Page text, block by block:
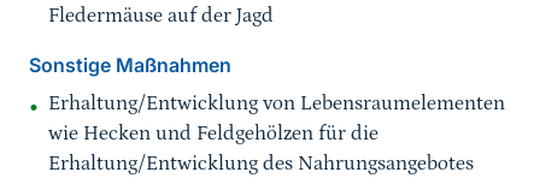
Fledermäuse auf der Jagd
Sonstige Maßnahmen
Erhaltung/Entwicklung von Lebensraumelementen
wie Hecken und Feldgehölzen für die
Erhaltung/Entwicklung des Nahrungsangebotes